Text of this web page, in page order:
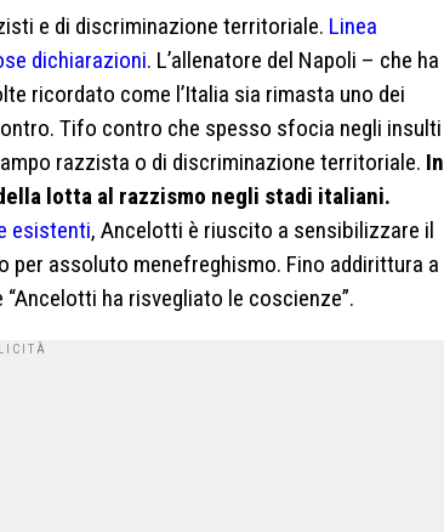
e di discriminazione territoriale. Linea
dichiarazioni. L’allenatore del Napoli – che ha
ricordato come l’Italia sia rimasta uno dei
Tifo contro che spesso sfocia negli insulti
razzista o di discriminazione territoriale. In
lotta al razzismo negli stadi italiani.
esistenti, Ancelotti è riuscito a sensibilizzare il
per assoluto menefreghismo. Fino addirittura a
ha risvegliato le coscienze”.